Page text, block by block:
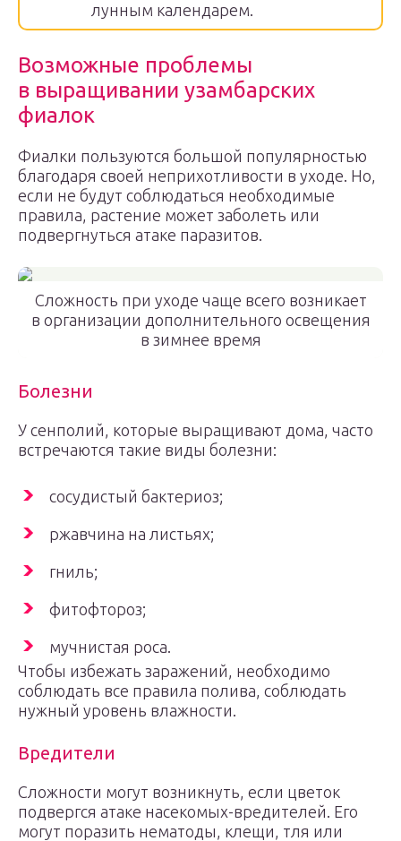
лунным календарем.
Возможные проблемы
в выращивании узамбарских
фиалок
Фиалки пользуются большой популярностью
благодаря своей неприхотливости в уходе. Но,
если не будут соблюдаться необходимые
правила, растение может заболеть или
подвергнуться атаке паразитов.
Сложность при уходе чаще всего возникает
в организации дополнительного освещения
в зимнее время
Болезни
У сенполий, которые выращивают дома, часто
встречаются такие виды болезни:
сосудистый бактериоз;
ржавчина на листьях;
гниль;
фитофтороз;
мучнистая роса.
Чтобы избежать заражений, необходимо
соблюдать все правила полива, соблюдать
нужный уровень влажности.
Вредители
Сложности могут возникнуть, если цветок
подвергся атаке насекомых-вредителей. Его
могут поразить нематоды, клещи, тля или